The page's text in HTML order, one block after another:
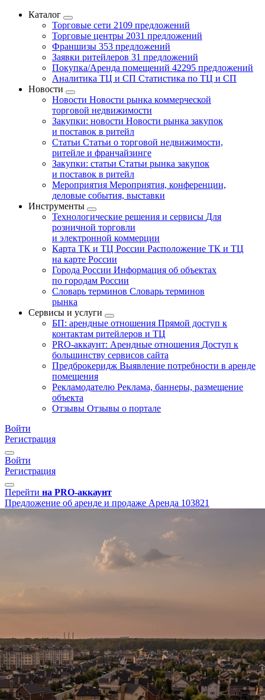
Каталог
Торговые сети 2109 предложений
Торговые центры 2031 предложений
Франшизы 353 предложений
Заявки ритейлеров 31 предложений
Покупка/Аренда помещений 42295 предложений
Аналитика ТЦ и СП Статистика по ТЦ и СП
Новости
Новости Новости рынка коммерческой
торговой недвижимости
Закупки: новости Новости рынка закупок
и поставок в ритейл
Статьи Статьи о торговой недвижимости,
ритейле и франчайзинге
Закупки: статьи Статьи рынка закупок
и поставок в ритейл
Мероприятия Мероприятия, конференции,
деловые события, выставки
Инструменты
Технологические решения и сервисы Для
розничной торговли
и электронной коммерции
Карта ТК и ТЦ России Расположение ТК и ТЦ
на карте России
Города России Информация об объектах
по городам России
Словарь терминов Словарь терминов
рынка
Сервисы и услуги
БП: арендные отношения Прямой доступ к
контактам ритейлеров и ТЦ
PRO-аккаунт: Арендные отношения Доступ к
большинству сервисов сайта
Предброкеридж Выявление потребности в аренде
помещения
Рекламодателю Реклама, баннеры, размещение
объекта
Отзывы Отзывы о портале
Войти
Регистрация
Войти
Регистрация
Перейти на PRO-аккаунт
Предложение об аренде и продаже Аренда 103821